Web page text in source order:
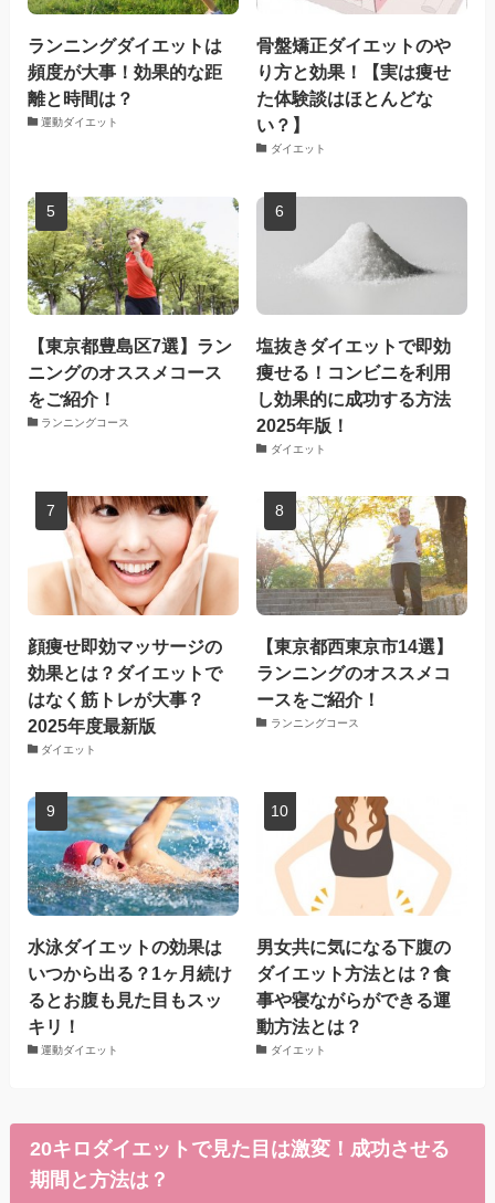
ランニングダイエットは
頻度が大事！効果的な距
離と時間は？
運動ダイエット
骨盤矯正ダイエットのや
り方と効果！【実は痩せ
た体験談はほとんどな
い？】
ダイエット
【東京都豊島区7選】ラン
ニングのオススメコース
をご紹介！
ランニングコース
塩抜きダイエットで即効
痩せる！コンビニを利用
し効果的に成功する方法
2025年版！
ダイエット
顔痩せ即効マッサージの
効果とは？ダイエットで
はなく筋トレが大事？
2025年度最新版
ダイエット
【東京都西東京市14選】
ランニングのオススメコ
ースをご紹介！
ランニングコース
水泳ダイエットの効果は
いつから出る？1ヶ月続け
るとお腹も見た目もスッ
キリ！
運動ダイエット
男女共に気になる下腹の
ダイエット方法とは？食
事や寝ながらができる運
動方法とは？
ダイエット
20キロダイエットで見た目は激変！成功させる
期間と方法は？